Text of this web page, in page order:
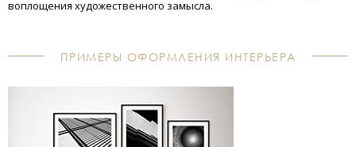
воплощения художественного замысла.
ПРИМЕРЫ ОФОРМЛЕНИЯ ИНТЕРЬЕРА